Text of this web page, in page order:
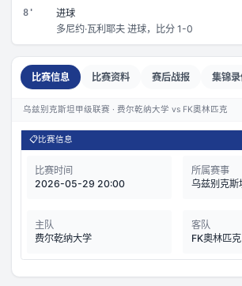
8'
进球
多尼约·瓦利耶夫 进球，比分 1-0
比赛信息 比赛资料 赛后战报 集锦录
乌兹别克斯坦甲级联赛 · 费尔乾纳大学 vs FK奧林匹克
📋比赛信息
比赛时间
2026-05-29 20:00
所属赛事
乌兹别克斯
主队
费尔乾纳大学
客队
FK奧林匹克